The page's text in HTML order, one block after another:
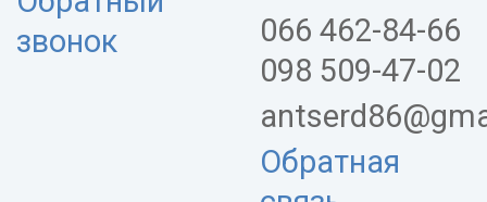
звонок
066 462-84-66
098 509-47-02
Обратная